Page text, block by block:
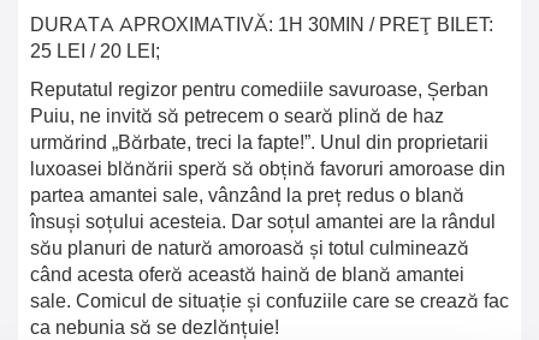
DURATA APROXIMATIVĂ: 1H 30MIN / PREŢ BILET:
25 LEI / 20 LEI;
Reputatul regizor pentru comediile savuroase, Șerban
Puiu, ne invită să petrecem o seară plină de haz
urmărind „Bărbate, treci la fapte!”. Unul din proprietarii
luxoasei blănării speră să obțină favoruri amoroase din
partea amantei sale, vânzând la preț redus o blană
însuși soțului acesteia. Dar soțul amantei are la rândul
său planuri de natură amoroasă și totul culminează
când acesta oferă această haină de blană amantei
sale. Comicul de situație și confuziile care se crează fac
ca nebunia să se dezlănțuie!